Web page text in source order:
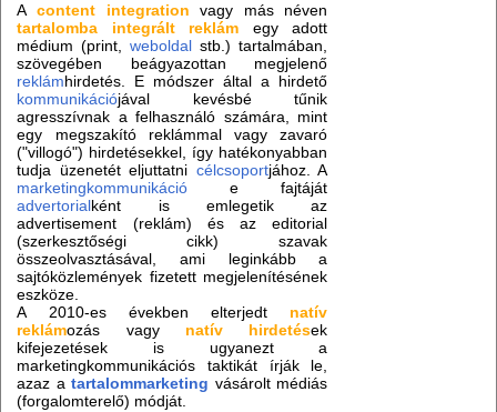
A content integration vagy más néven
tartalomba integrált reklám egy adott
médium (print,weboldal stb.) tartalmában,
szövegében beágyazottan megjelenő
reklámhirdetés. E módszer által a hirdető
kommunikációjával kevésbé tűnik
agresszívnak a felhasználó számára, mint
egy megszakító reklámmal vagy zavaró
("villogó") hirdetésekkel, így hatékonyabban
tudja üzenetét eljuttatni célcsoportjához. A
marketingkommunikáció e fajtáját
advertorialként is emlegetik az
advertisement (reklám) és az editorial
(szerkesztőségi cikk) szavak
összeolvasztásával, ami leginkább a
sajtóközlemények fizetett megjelenítésének
eszköze.
A 2010-es években elterjedt natív
reklámozás vagy natív hirdetések
kifejezetések is ugyanezt a
marketingkommunikációs taktikát írják le,
azaz atartalommarketing vásárolt médiás
(forgalomterelő) módját.